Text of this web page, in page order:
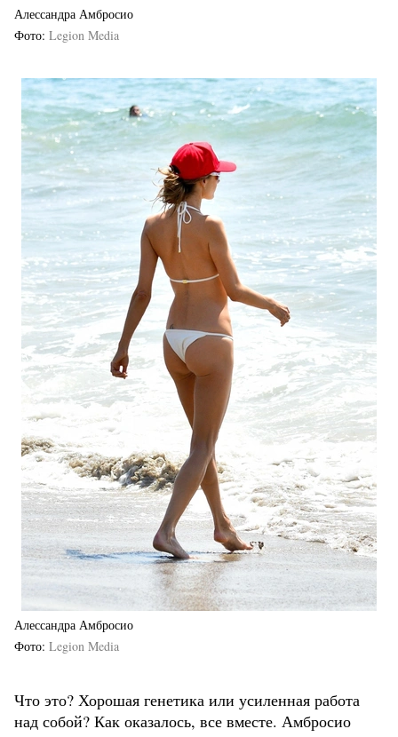
Алессандра Амбросио
Фото Legion Media
Алессандра Амбросио
Фото Legion Media
Что это? Хорошая генетика или усиленная работа
над собой? Как оказалось, все вместе. Амбросио